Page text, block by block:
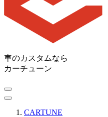
車のカスタムなら
カーチューン
CARTUNE